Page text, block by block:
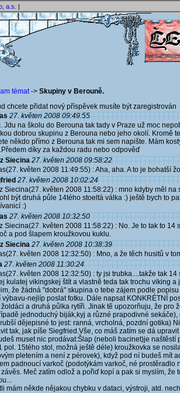
a.s. |
témat-> Skupiny v Berouně.
chcete přidat nový příspěvek musíte být
27. květen 2008 09:49:55
Jdu na školu do Berouna tak tady v Praze už moc
dobrou skupinu z Berouna nebo jeho okolí. Kromě
někdo přímo z Berouna tak mi sem napište. Mám
díky za každou radu nebo odpověď
Siecina 27. květen 2008 09:58:22
květen 2008 11:49:55) : Aha, aha. A to je bohatší
27. květen 2008 10:02:24
Siecina(27. květen 2008 11:58:22) : mno kdyby měl
být druhá půle 14tého stoeltá válka :) ještě bych to
:)
27. květen 2008 10:32:50
Siecina(27. květen 2008 11:58:22) : No. Je to tak to
a pod šlapem kroužkovou kuklu.
Siecina 27. květen 2008 10:38:39
květen 2008 12:32:50) : Mno, a že těch husitů v
27. květen 2008 11:30:24
květen 2008 12:32:50) : ty jsi trubka....takže tak
kulatej vikingskej štít a vlastně teda tak trochu viking
že žádná "dobrá" skupina o tebe zájem podle
výbavu-nejlíp poslat fotku. Dále napsat KONKRÉTNÍ
a druhá půlka rytíři. Jinak tě upozorňuju, že pro
jednoduchý biják,kyj a různé prapodivné
dějepisné to jest: ranná, vrcholná, pozdní gotika)
tak, jak píše Siegfried.Vše, co máš zatím se dá
muset nic prodávat:Šlap (neboli bacinet)je
pol. 15tého stol, možná ještě déle) kroužkovka se
pletením a není z pérovek), když pod ní budeš mít
padnoucí varkoč (podotýkám varkoč, né
Meč zatím odlož a pořiď kopí a pak si myslím,
mám někde nějakou chybku v dataci, výstroji, atd.